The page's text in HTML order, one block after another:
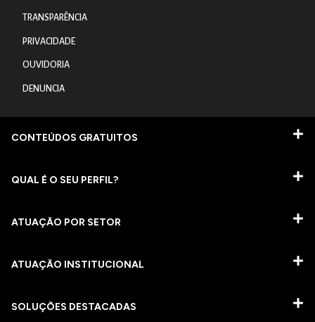
TRANSPARÊNCIA
PRIVACIDADE
OUVIDORIA
DENUNCIA
CONTEÚDOS GRATUITOS
QUAL É O SEU PERFIL?
ATUAÇÃO POR SETOR
ATUAÇÃO INSTITUCIONAL
SOLUÇÕES DESTACADAS